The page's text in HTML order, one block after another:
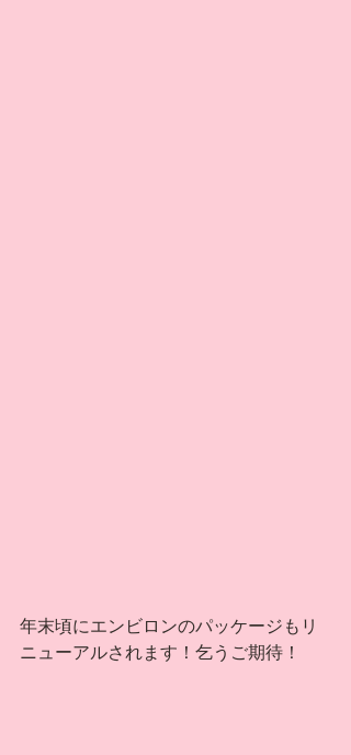
年末頃にエンビロンのパッケージもリ
ニューアルされます！乞うご期待！